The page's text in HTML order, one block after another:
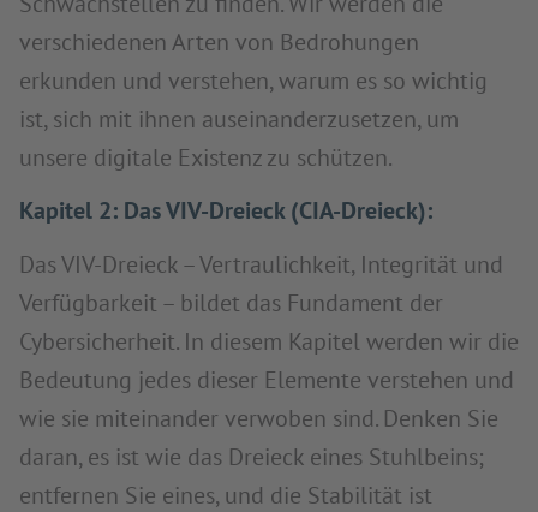
verschiedenen Arten von Bedrohungen
erkunden und verstehen, warum es so wichtig
ist, sich mit ihnen auseinanderzusetzen, um
unsere digitale Existenz zu schützen.
Kapitel 2: Das VIV-Dreieck (CIA-Dreieck):
Das VIV-Dreieck – Vertraulichkeit, Integrität und
Verfügbarkeit – bildet das Fundament der
Cybersicherheit. In diesem Kapitel werden wir die
Bedeutung jedes dieser Elemente verstehen und
wie sie miteinander verwoben sind. Denken Sie
daran, es ist wie das Dreieck eines Stuhlbeins;
entfernen Sie eines, und die Stabilität ist